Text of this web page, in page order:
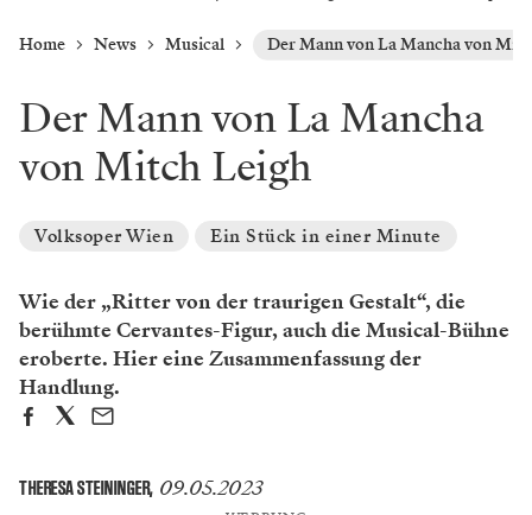
Home News Musical Der Mann von La Mancha von
Der Mann von La Mancha
von Mitch Leigh
Volksoper Wien Ein Stück in einer Minute
Wie der „Ritter von der traurigen Gestalt“, die
berühmte Cervantes-Figur, auch die Musical-Bühne
eroberte. Hier eine Zusammenfassung der
Handlung.
THERESA STEININGER, 09.05.2023